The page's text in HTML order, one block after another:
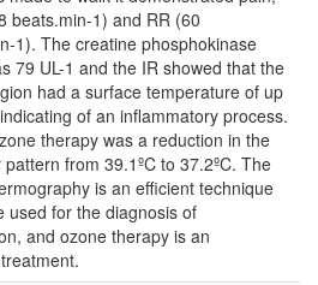
beats.min-1) and RR (60
1). The creatine phosphokinase
79 UL-1 and the IR showed that the
had a surface temperature of up
of an inflammatory process.
therapy was a reduction in the
from 39.1ºC to 37.2ºC. The
is an efficient technique
used for the diagnosis of
and ozone therapy is an